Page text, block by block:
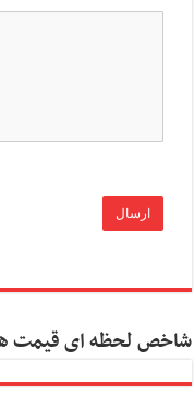
شاخص لحظه ای قیمت